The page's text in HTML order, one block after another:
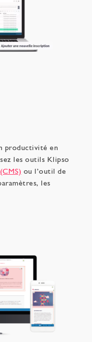
productivité en
les outils Klipso
ou l’outil de
les